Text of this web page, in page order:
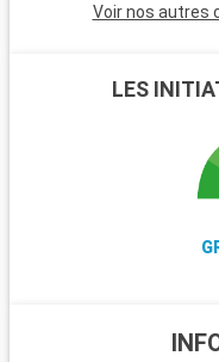
Voir nos autres
LES